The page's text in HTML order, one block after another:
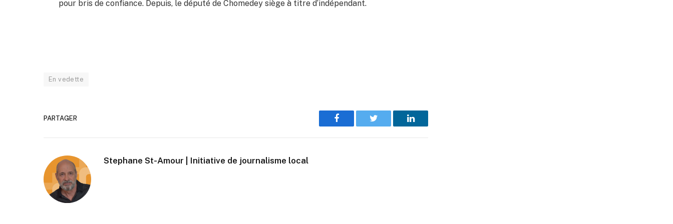
pour bris de confiance. Depuis, le député de Chomedey siège à titre d’indépendant.
En vedette
PARTAGER
Facebook Twitter LinkedIn
Stephane St-Amour | Initiative de journalisme local